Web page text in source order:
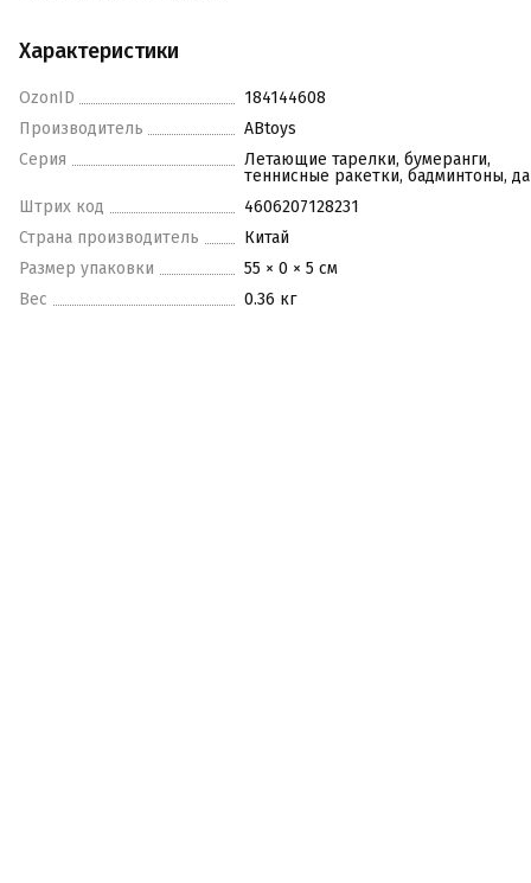
Характеристики
OzonID
184144608
Производитель
ABtoys
Серия
Летающие тарелки, бумеранги,
теннисные ракетки, бадминтоны,
Штрих код
4606207128231
Страна производитель
Китай
Размер упаковки
55 × 0 × 5 см
Вес
0.36 кг